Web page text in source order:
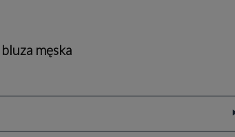
męska